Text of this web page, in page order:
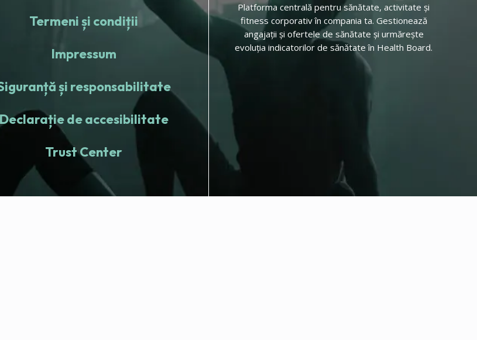
Termeni și condiții
Impressum
și responsabilitate
Declarație de accesibilitate
Trust Center
Platforma centrală pentru sănătate, activitate și
fitness corporativ în compania ta. Gestionează
angajații și ofertele de sănătate și urmărește
evoluția indicatorilor de sănătate în Health Board.